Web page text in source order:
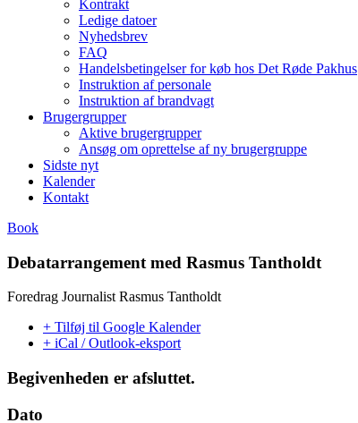
Kontrakt
Ledige datoer
Nyhedsbrev
FAQ
Handelsbetingelser for køb hos Det Røde Pakhus
Instruktion af personale
Instruktion af brandvagt
Brugergrupper
Aktive brugergrupper
Ansøg om oprettelse af ny brugergruppe
Sidste nyt
Kalender
Kontakt
Book
Debatarrangement med Rasmus Tantholdt
Foredrag Journalist Rasmus Tantholdt
+ Tilføj til Google Kalender
+ iCal / Outlook-eksport
Begivenheden er afsluttet.
Dato